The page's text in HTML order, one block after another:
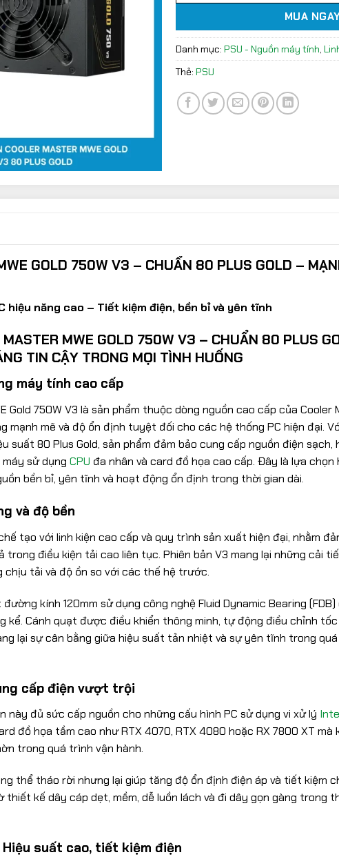
MUA
Danh mục:PSU - Nguồn máy tính,
Thẻ:PSU
GOLD 750W V3 – CHUẨN 80 PLUS GOLD –
hiệu năng cao – Tiết kiệm điện, bền bỉ và yên tĩnh
MASTER MWE GOLD 750W V3 – CHUẨN 80 PLUS
TIN CẬY TRONG MỌI TÌNH HUỐNG
máy tính cao cấp
Gold 750W V3 là sản phẩm thuộc dòng nguồn cao cấp của Cooler
mạnh mẽ và độ ổn định tuyệt đối cho các hệ thống PC hiện đại.
suất 80 Plus Gold, sản phẩm đảm bảo cung cấp nguồn điện sạch,
sử dụng CPU đa nhân và card đồ họa cao cấp. Đây là lựa chọn
bền bỉ, yên tĩnh và hoạt động ổn định trong thời gian dài.
và độ bền
tạo với linh kiện cao cấp và quy trình sản xuất hiện đại, nhằm
điều kiện tải cao liên tục. Phiên bản V3 mang lại những cải
chịu tải và độ ồn so với các thế hệ trước.
kính 120mm sử dụng công nghệ Fluid Dynamic Bearing (FDB)
kể. Cánh quạt được điều khiển thông minh, tự động điều chỉnh
lại sự cân bằng giữa hiệu suất tản nhiệt và sự yên tĩnh trong
cấp điện vượt trội
này đủ sức cấp nguồn cho những cấu hình PC sử dụng vi xử lý
đồ họa tầm cao như RTX 4070, RTX 4080 hoặc RX 7800 XT mà
trong quá trình vận hành.
thể tháo rời nhưng lại giúp tăng độ ổn định điện áp và tiết kiệm
kế dây cáp dẹt, mềm, dễ luồn lách và đi dây gọn gàng trong
suất cao, tiết kiệm điện